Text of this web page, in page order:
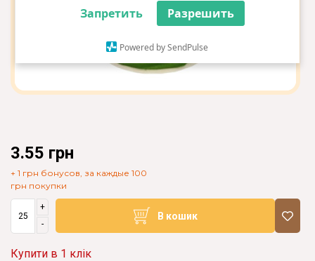
Запретить Разрешить
Powered by SendPulse
3.55 грн
+ 1 грн бонусов, за каждые 100
грн покупки
+
-
В кошик
Купити в 1 клік